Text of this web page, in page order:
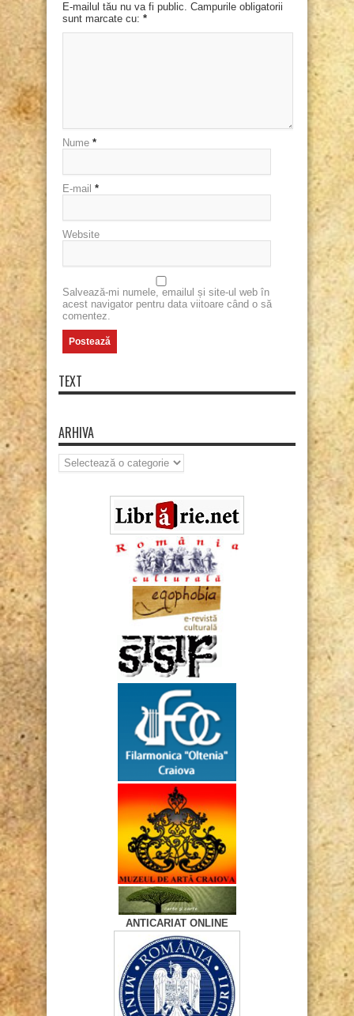
E-mailul tău nu va fi public. Campurile obligatorii
sunt marcate cu: *
Nume *
E-mail *
Website
Salvează-mi numele, emailul și site-ul web în
acest navigator pentru data viitoare când o să
comentez.
TEXT
ARHIVA
Arhiva
ANTICARIAT ONLINE